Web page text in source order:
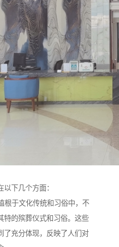
下几个方面：
根于文化传统和习俗中，不
特的殡葬仪式和习俗。这些
了充分体现，反映了人们对